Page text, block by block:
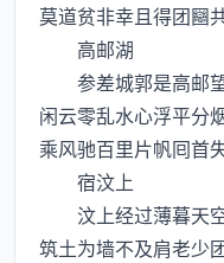
莫道贫非幸且得团圝
高邮湖
参差城郭是高邮望
闲云零乱水心浮平分
乘风驰百里片帆囘首
宿汶上
汶上经过薄暮天空
筑土为墙不及肩老少